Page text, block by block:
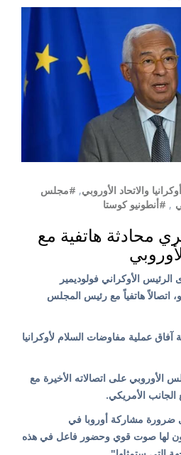
والاتحاد الأوروبي, #مجلس
, #أنطونيو كوستا
محادثة هاتفية مع
الرئيس الأوكراني فولوديمير
17 أيار/ مايو، اتصالاً هاتفياً مع رئيس المجلس
آفاق عملية مفاوضات السلام لأوكرانيا
الأوروبي على اتصالاته الأخيرة مع
الجانب الأمريكي.
ضرورة مشاركة أوروبا في
لها صوت قوي وحضور فاعل في هذه